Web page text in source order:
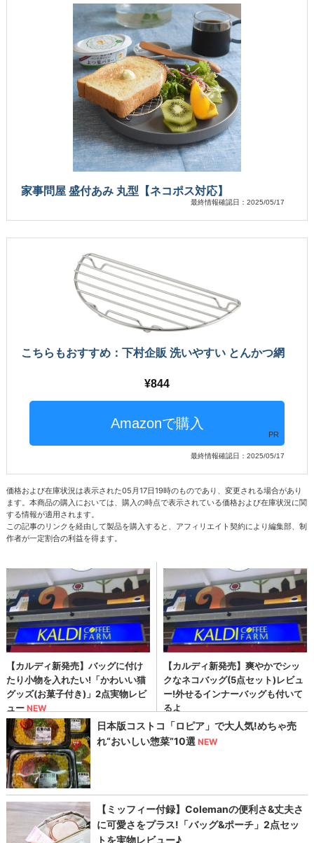
家事問屋 盛付あみ 丸型【ネコポス対応】
最終情報確認日：2025/05/17
こちらもおすすめ：下村企販 洗いやすい とんかつ網
844
PR
最終情報確認日：2025/05/17
価格および在庫状況は表示された05月17日19時のものであり、変更される場合があり
ます。本商品の購入においては、購入の時点で表示されている価格および在庫状況に関
する情報が適用されます。
この記事のリンクを経由して製品を購入すると、アフィリエイト契約により編集部、制
作者が一定割合の利益を得ます。